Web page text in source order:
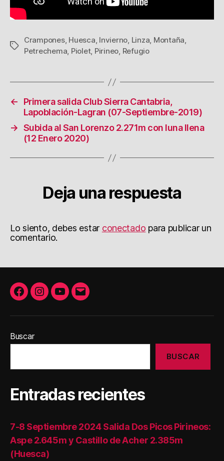
Etiquetas
Crampones, Huesca, Invierno, Linza, Montaña,
Petrechema, Piolet, Pirineo, Refugio
←
Primera salida Club Sierra Cantabria,
Lapoblación-Lagran (07-Septiembre-2019)
→ Subida al San Lorenzo 2.271m con luna llena
(12 Enero 2020)
Deja una respuesta
Lo siento, debes estar conectado para publicar un
comentario.
FacebookInstagram
YoutubeCorreo
Buscar
BUSCAR
Entradas recientes
7-8 Septiembre 2024 Salida Dos Picos Pirineos:
Aspe 2.645m y Castillo de Acher 2.385m
(Huesca)